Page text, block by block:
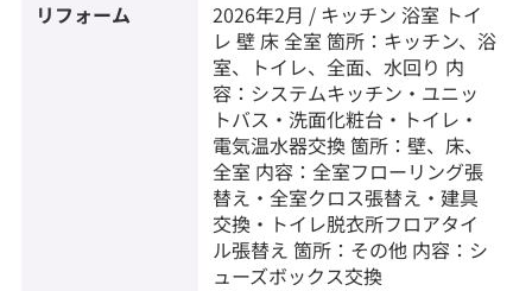
リフォーム
2026年2月 / キッチン 浴室 トイ
レ 壁 床 全室 箇所：キッチン、浴
室、トイレ、全面、水回り 内
容：システムキッチン・ユニッ
トバス・洗面化粧台・トイレ・
電気温水器交換 箇所：壁、床、
全室 内容：全室フローリング張
替え・全室クロス張替え・建具
交換・トイレ脱衣所フロアタイ
ル張替え 箇所：その他 内容：シ
ューズボックス交換